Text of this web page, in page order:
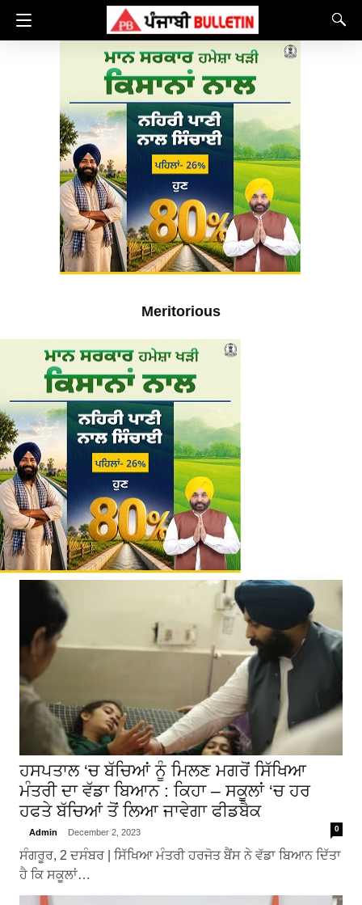
Meritorious
ਹਸਪਤਾਲ ‘ਚ ਬੱਚਿਆਂ ਨੂੰ ਮਿਲਣ ਮਗਰੋਂ ਸਿੱਖਿਆ
ਮੰਤਰੀ ਦਾ ਵੱਡਾ ਬਿਆਨ : ਕਿਹਾ – ਸਕੂਲਾਂ ‘ਚ ਹਰ
ਹਫਤੇ ਬੱਚਿਆਂ ਤੋਂ ਲਿਆ ਜਾਵੇਗਾ ਫੀਡਬੈਕ
Admin December 2, 2023 0
ਸੰਗਰੂਰ, 2 ਦਸੰਬਰ | ਸਿੱਖਿਆ ਮੰਤਰੀ ਹਰਜੋਤ ਬੈਂਸ ਨੇ ਵੱਡਾ ਬਿਆਨ ਦਿੱਤਾ
ਹੈ ਕਿ ਸਕੂਲਾਂ…